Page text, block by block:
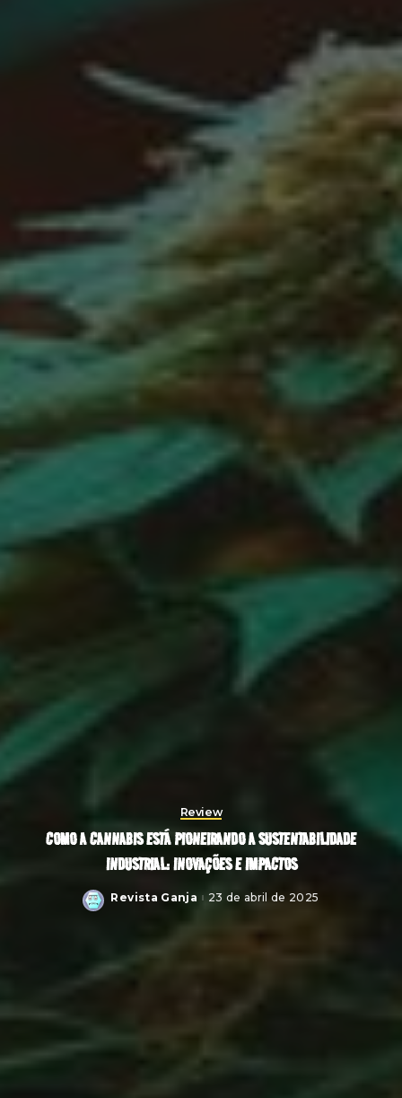
Review
COMO A CANNABIS ESTÁ PIONEIRANDO A SUSTENTABILIDADE
INDUSTRIAL: INOVAÇÕES E IMPACTOS
Posted
Revista Ganja 23 de abril de 2025